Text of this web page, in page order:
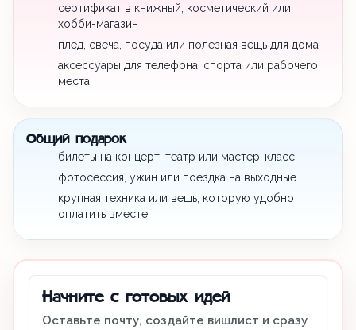
сертификат в книжный, косметический или
хобби-магазин
плед, свеча, посуда или полезная вещь для дома
аксессуары для телефона, спорта или рабочего
места
Общий подарок
билеты на концерт, театр или мастер-класс
фотосессия, ужин или поездка на выходные
крупная техника или вещь, которую удобно
оплатить вместе
Начните с готовых идей
Оставьте почту, создайте вишлист и сразу